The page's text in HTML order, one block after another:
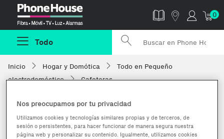
0
Todo
Inicio Hogar y Domótica
Todo en Pequeño
electrodoméstico
Cafeteras
Nos preocupamos por tu privacidad
Utilizamos cookies y tecnologías similares propias y de terceros, de
sesión o persistentes, para hacer funcionar de manera segura nuestra
página web y personalizar su contenido. Igualmente, utilizamos cookies